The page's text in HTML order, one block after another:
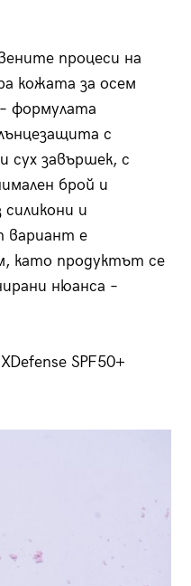
процеси на
кожата за осем
формулата
с
сух завършек, с
брой и
и
вариант е
като продуктът се
нюанса –
SPF50+